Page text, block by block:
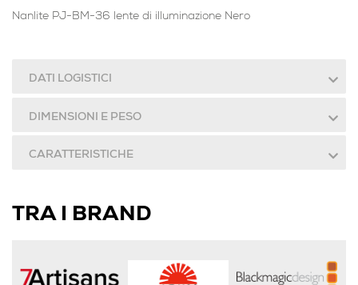
Nanlite PJ-BM-36 lente di illuminazione Nero
DATI LOGISTICI
DIMENSIONI E PESO
CARATTERISTICHE
TRA I BRAND